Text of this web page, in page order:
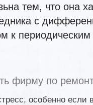
тем, что она
с
к
фирму по
особенно если